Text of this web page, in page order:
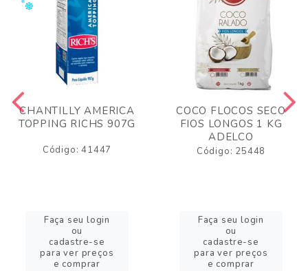
CHANTILLY AMERICA
TOPPING RICHS 907G
Código: 41447
Faça seu login
ou
cadastre-se
para ver preços
e comprar
COCO FLOCOS SECO
FIOS LONGOS 1 KG
ADELCO
Código: 25448
Faça seu login
ou
cadastre-se
para ver preços
e comprar